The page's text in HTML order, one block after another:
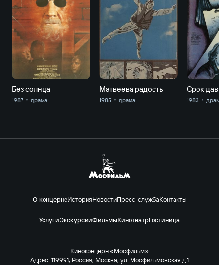
Без солнца
1987 драма
Матвеева радость
1985 драма
Срок
1983
О концернеИсторияНовостиПресс-службаКонтакты
УслугиЭкскурсииФильмыКинотеатрГостиница
Киноконцерн «Мосфильм»
Адрес: 119991, Россия, Москва, ул. Мосфильмовская д.1